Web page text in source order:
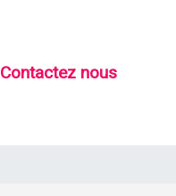
Contactez nous